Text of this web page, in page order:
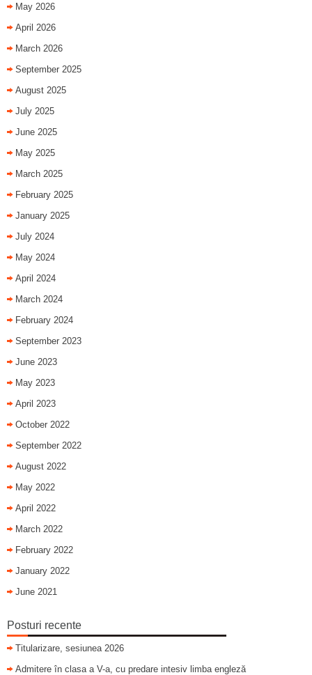
May 2026
April 2026
March 2026
September 2025
August 2025
July 2025
June 2025
May 2025
March 2025
February 2025
January 2025
July 2024
May 2024
April 2024
March 2024
February 2024
September 2023
June 2023
May 2023
April 2023
October 2022
September 2022
August 2022
May 2022
April 2022
March 2022
February 2022
January 2022
June 2021
Posturi recente
Titularizare, sesiunea 2026
Admitere în clasa a V-a, cu predare intesiv limba engleză